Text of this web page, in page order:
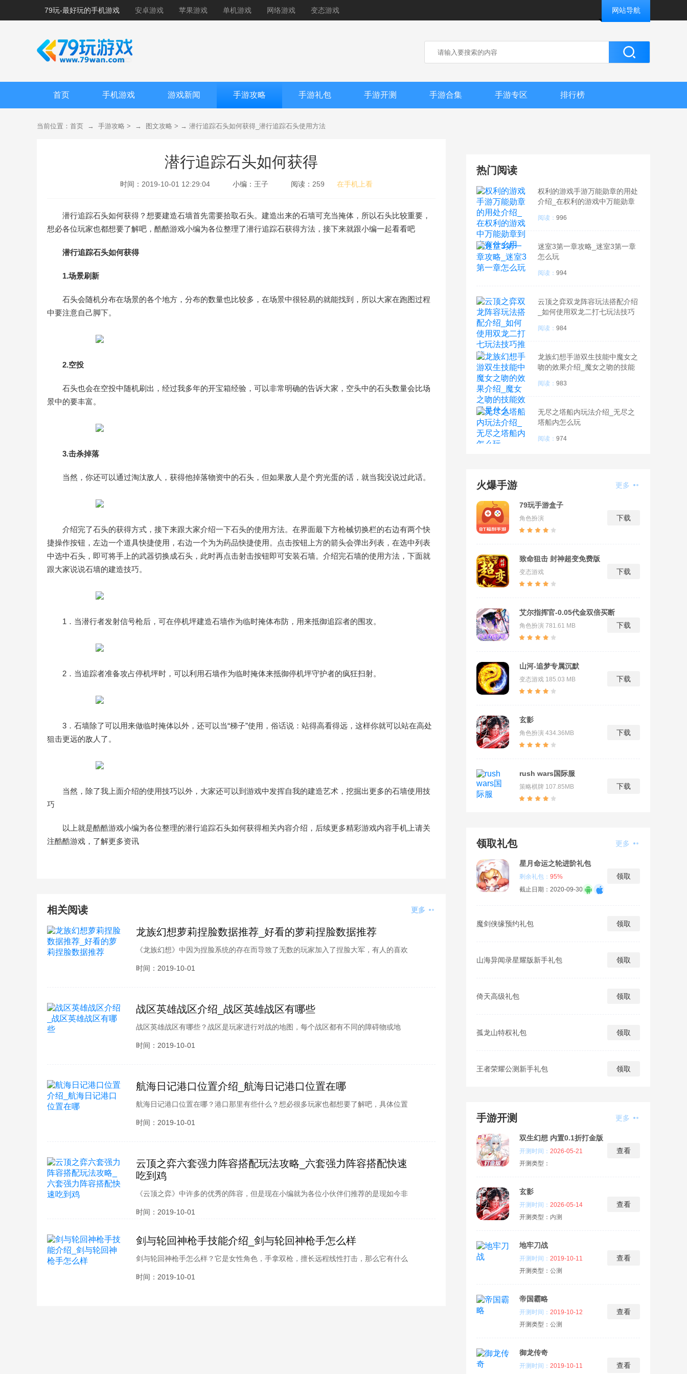
79玩-最好玩的手机游戏 安卓游戏 苹果游戏 单机游戏 网络游戏 变态游戏 网站导航
首页 手机游戏 游戏新闻 手游攻略 手游礼包 手游开测 手游合集 手游专区 排行榜
当前位置： 首页 → 手游攻略 > → 图文攻略 > → 潜行追踪石头如何获得_潜行追踪石头使用方法
潜行追踪石头如何获得
时间： 2019-10-01 12:29:04 小编： 王子 阅读： 259 在手机上看
潜行追踪石头如何获得？想要建造石墙首先需要拾取石头。建造出来的石墙可充当掩体，所以石头比较重要，
想必各位玩家也都想要了解吧，酷酷游戏小编为各位整理了潜行追踪石获得方法，接下来就跟小编一起看看吧
潜行追踪石头如何获得
1.场景刷新
石头会随机分布在场景的各个地方，分布的数量也比较多，在场景中很轻易的就能找到，所以大家在跑图过程
中要注意自己脚下。
2.空投
石头也会在空投中随机刷出，经过我多年的开宝箱经验，可以非常明确的告诉大家，空头中的石头数量会比场
景中的要丰富。
3.击杀掉落
当然，你还可以通过淘汰敌人，获得他掉落物资中的石头，但如果敌人是个穷光蛋的话，就当我没说过此话。
介绍完了石头的获得方式，接下来跟大家介绍一下石头的使用方法。在界面最下方枪械切换栏的右边有两个快
捷操作按钮，左边一个道具快捷使用，右边一个为为药品快捷使用。点击按钮上方的箭头会弹出列表，在选中列表
中选中石头，即可将手上的武器切换成石头，此时再点击射击按钮即可安装石墙。介绍完石墙的使用方法，下面就
跟大家说说石墙的建造技巧。
1．当潜行者发射信号枪后，可在停机坪建造石墙作为临时掩体布防，用来抵御追踪者的围攻。
2．当追踪者准备攻占停机坪时，可以利用石墙作为临时掩体来抵御停机坪守护者的疯狂扫射。
3．石墙除了可以用来做临时掩体以外，还可以当“梯子”使用，俗话说：站得高看得远，这样你就可以站在高处
狙击更远的敌人了。
当然，除了我上面介绍的使用技巧以外，大家还可以到游戏中发挥自我的建造艺术，挖掘出更多的石墙使用技
巧
以上就是酷酷游戏小编为各位整理的潜行追踪石头如何获得相关内容介绍，后续更多精彩游戏内容手机上请关
注酷酷游戏，了解更多资讯
相关阅读 更多
龙族幻想萝莉捏脸数据推荐_好看的萝莉捏脸数据推荐
《龙族幻想》中因为捏脸系统的存在而导致了无数的玩家加入了捏脸大军，有人的喜欢
御姐，就捏一个御姐，有的人喜欢萝莉，就捏一个萝莉，因为捏脸系统的存在也导致许
时间：2019-10-01
战区英雄战区介绍_战区英雄战区有哪些
战区英雄战区有哪些？战区是玩家进行对战的地图，每个战区都有不同的障碍物或地
形，有哪些战区呢？想必各位玩家也都想要了解吧，酷酷游戏小编为各位整理了战区英
时间：2019-10-01
航海日记港口位置介绍_航海日记港口位置在哪
航海日记港口位置在哪？港口那里有些什么？想必很多玩家也都想要了解吧，具体位置
都在哪呢？别担心，酷酷游戏小编为各位整理了航海日记港口位置介绍，接下来就跟小
时间：2019-10-01
云顶之弈六套强力阵容搭配玩法攻略_六套强力阵容搭配快速
吃到鸡
《云顶之弈》中许多的优秀的阵容，但是现在小编就为各位小伙伴们推荐的是现如今非
常强势的六大阵容流派，那么就有小伙伴们就问了，这强力的六大强力阵容是那六大阵
时间：2019-10-01
剑与轮回神枪手技能介绍_剑与轮回神枪手怎么样
剑与轮回神枪手怎么样？它是女性角色，手拿双枪，擅长远程线性打击，那么它有什么
特殊技能呢？它作战需要注意什么呢？想必很多玩家也都想要了解吧，酷酷游戏小编为
时间：2019-10-01
热门阅读
权利的游戏手游万能勋章的用处
介绍_在权利的游戏中万能勋章
阅读： 996
迷室3第一章攻略_迷室3第一章
怎么玩
阅读： 994
云顶之弈双龙阵容玩法搭配介绍
_如何使用双龙二打七玩法技巧
阅读： 984
龙族幻想手游双生技能中魔女之
吻的效果介绍_魔女之吻的技能
阅读： 983
无尽之塔船内玩法介绍_无尽之
塔船内怎么玩
阅读： 974
火爆手游 更多
79玩手游盒子
角色扮演 下载
致命狙击 封神超变免费版
变态游戏 下载
艾尔指挥官-0.05代金双倍买断
角色扮演 781.61 MB 下载
山河-追梦专属沉默
变态游戏 185.03 MB 下载
玄影
角色扮演 434.36MB 下载
rush wars国际服
策略棋牌 107.85MB 下载
领取礼包 更多
星月命运之轮进阶礼包
剩余礼包： 95%
截止日期：2020-09-30
领取
魔剑侠缘预约礼包 领取
山海异闻录星耀版新手礼包 领取
倚天高级礼包 领取
孤龙山特权礼包 领取
王者荣耀公测新手礼包 领取
手游开测 更多
双生幻想 内置0.1折打金版
开测时间： 2026-05-21
开测类型：
查看
玄影
开测时间： 2026-05-14
开测类型： 内测
查看
地牢刀战
开测时间： 2019-10-11
开测类型： 公测
查看
帝国霸略
开测时间： 2019-10-12
开测类型： 公测
查看
御龙传奇
开测时间： 2019-10-11 查看